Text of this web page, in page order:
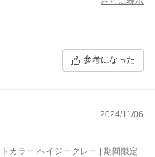
おります。
参考になった
2024/11/06
カラー:ヘイジーグレー | 期間限定